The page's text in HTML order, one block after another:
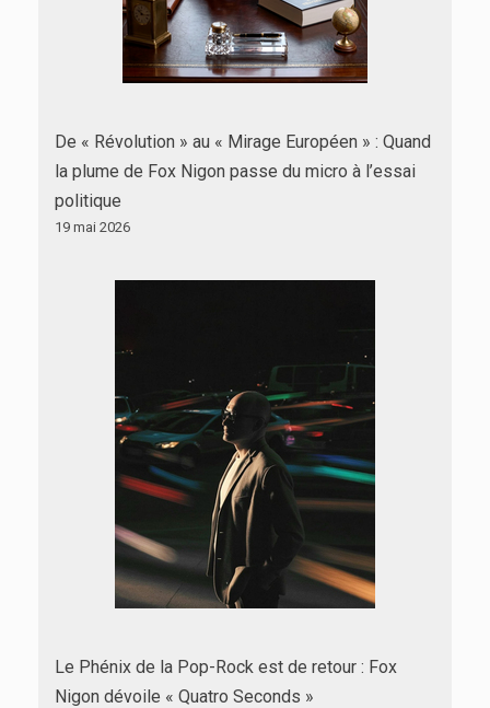
De « Révolution » au « Mirage Européen » : Quand
la plume de Fox Nigon passe du micro à l’essai
politique
19 mai 2026
Le Phénix de la Pop-Rock est de retour : Fox
Nigon dévoile « Quatro Seconds »